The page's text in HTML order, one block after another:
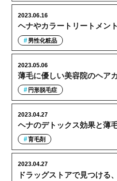
ヘナやカラートリートメン
2023.06.16
男性化粧品
薄毛に優しい美容院のヘア
2023.05.06
円形脱毛症
ヘナのデトックス効果と薄
2023.04.27
育毛剤
ドラッグストアで見つける
2023.04.27